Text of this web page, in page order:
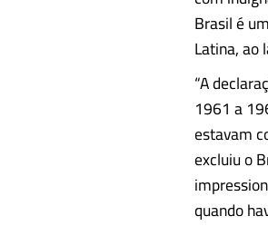
Brasil é
Latina, ao
“A
1961 a
estavam
excluiu o
quando